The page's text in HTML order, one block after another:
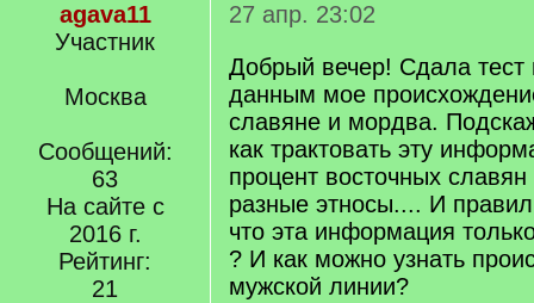
agava11
Участник
Москва
Сообщений:
63
На сайте с
2016 г.
Рейтинг:
21
27 апр. 23:02
Добрый вечер! Сдала тест
данным мое
славяне и мордва.
как трактовать эту
процент восточных
разные этносы.... И
что эта информация
? И как можно узнать
мужской линии?